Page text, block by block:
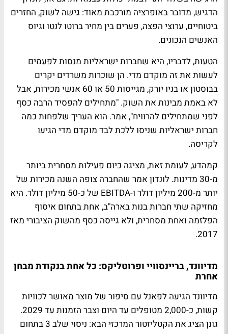
הדגיש, מדובר באופרציה מורכבת מאוד: גישה לשוק, החזרים
ביטוחיים, ערוצי הפצה, פערים בין מחיר ברוטו לנטו וגיוס
האנשים הנכונים.
הטעות, לדבריו, היא שחברות ישראליות מנסות לפעמים
לעשות את זה מוקדם מדי. הן שוכרות משרדים יקרים
בבוסטון או בניו יורק, מגייסות 50 או 60 אנשי מכירות, אבל
לא באמת מבינות את השוק. "מתחילים להפסיד הרבה כסף
לפני שמתחילים להרוויח", אמר. הוא העריך שלפחות כמה
חברות ישראליות שניסו ללכת לבד מוקדם מדי הגיעו
לקריסה.
קמהדע, לעומת זאת, מציגה כיום פעילות מסחרית ביותר
מ-30 מדינות. לונדון אמר שהחברה צופה השנה מכירות של
יותר מ-200 מיליון דולר ו-EBITDA של כ-50 מיליון דולר. היא
מחזיקה שתי חברות בנות בארה"ב, אחת בתחום איסוף
הפלזמה ואחת מסחרית, ולא גייסה כסף מהשוק הציבורי מאז
2017.
מדיוונד, בריינסוויי ופרוטליקס: כל אחת בנקודת מבחן
אחרת
מדיוונד הגיעה לפאנל עם סיפור של מוצר מאושר לכוויות
קשות, כ-2,000 מטופלים עד היום וצבר הזמנות עד 2029.
גונן הציג את הקטליזטור המרכזי הבא: ניסוי שלב 3 בתחום